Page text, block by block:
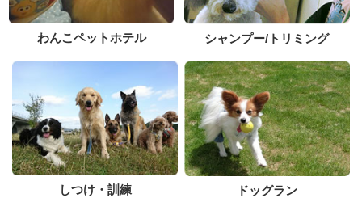
わんこペットホテル シャンプー/トリミング
しつけ・訓練 ドッグラン